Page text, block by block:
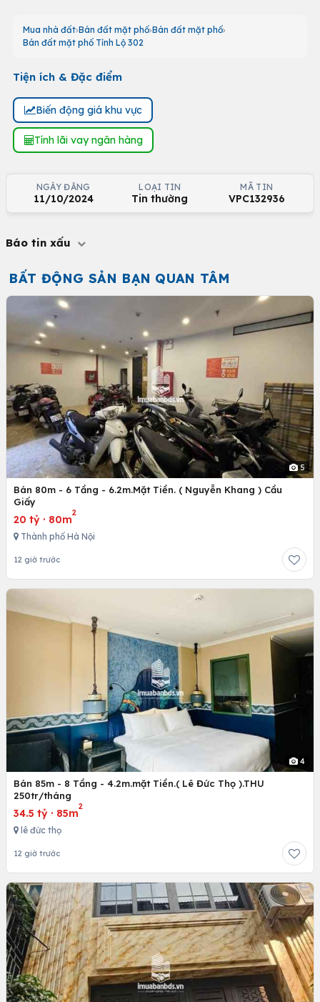
Mua nhà đất Bán đất mặt phố Bán đất mặt phố
Bán đất mặt phố Tỉnh Lộ 302
Tiện ích & Đặc điểm
Biến động giá khu vực
Tính lãi vay ngân hàng
NGÀY ĐĂNG
11/10/2024
LOẠI TIN
Tin thường
MÃ TIN
VPC132936
Báo tin xấu
BẤT ĐỘNG SẢN BẠN QUAN TÂM
5
Bán 80m - 6 Tầng - 6.2m.Mặt Tiền. ( Nguyễn Khang ) Cầu
Giấy
20 tỷ · 80m
2
Thành phố Hà Nội
12 giờ trước
4
Bán 85m - 8 Tầng - 4.2m.mặt Tiền.( Lê Đức Thọ ).THU
250tr/tháng
34.5 tỷ · 85m
2
lê đức thọ
12 giờ trước